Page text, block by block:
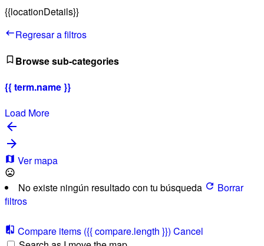
{{locationDetails}}
Regresar a filtros
Browse sub-categories
{{ term.name }}
Load More
Ver mapa
No existe ningún resultado con tu búsqueda
Borrar
filtros
Compare items ({{ compare.length }}) Cancel